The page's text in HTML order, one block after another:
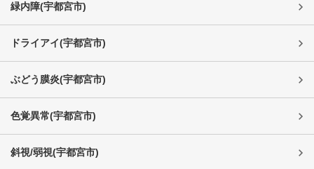
緑内障(宇都宮市)
ドライアイ(宇都宮市)
ぶどう膜炎(宇都宮市)
色覚異常(宇都宮市)
斜視/弱視(宇都宮市)